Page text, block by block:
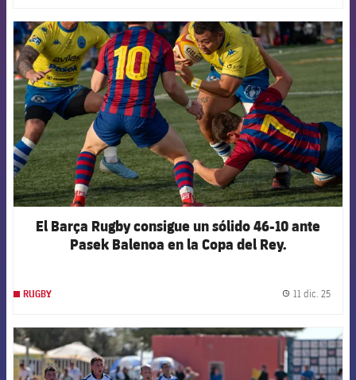
FCB Barcelona badge
El Barça Rugby consigue un sólido 46-10 ante
Pasek Balenoa en la Copa del Rey.
RUGBY 11 dic. 25
FCB Barcelona badge